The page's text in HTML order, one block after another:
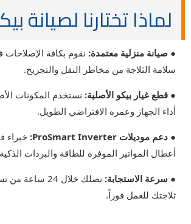
لماذا تختارنا لصيانة
● صيانة منزلية معتمدة: نقوم بكافة
سلامة الثلاجة من مخاطر النقل والتجريح.
● قطع غيار بيكو الأصلية: نستخدم المكونات
أداء الجهاز وعمره الافتراضي الطويل.
● دعم موديلات ProSmart Inverter:
خبراء
أعطال المواتير الموفرة للطاقة والبردات
● سرعة الاستجابة:
نصلك خلال 24
ثلاجتك للعمل فوراً.